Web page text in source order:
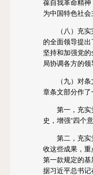
葆自我革命精
为中国特色社会
（八）充实完
的全面领导提
坚持和加强党
局协调各方的
（九）对条文
章条文部分作了
第一，充实党
史，增强“四个
第二，充实党
收这些成果，
第一款规定的
据习近平总书